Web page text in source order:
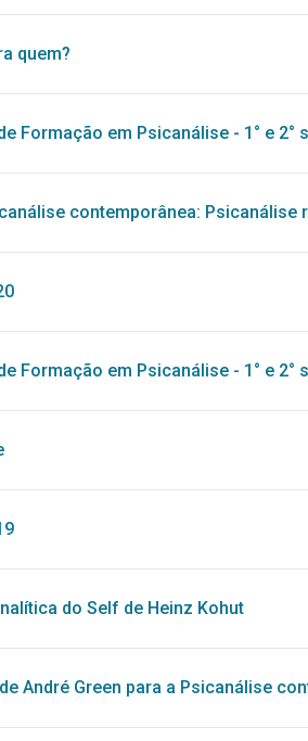
quem?
Formação em Psicanálise - 1° e 2°
contemporânea: Psicanálise
Formação em Psicanálise - 1° e 2°
do Self de Heinz Kohut
André Green para a Psicanálise